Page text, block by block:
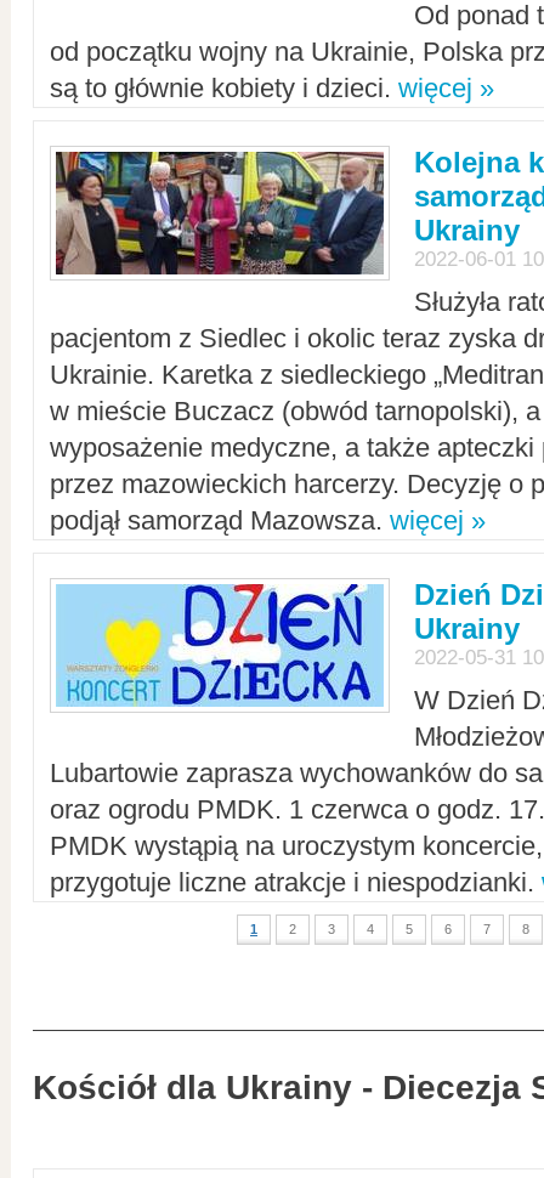
Od ponad
od początku wojny na Ukrainie, Polska
są to głównie kobiety i dzieci. więcej »
Kolejna
Ukrainy
2022-06-01
Służyła
pacjentom z Siedlec i okolic teraz zyska
Ukrainie. Karetka z siedleckiego
w mieście Buczacz (obwód tarnopolski),
wyposażenie medyczne, a także apteczki
przez mazowieckich harcerzy. Decyzję o
podjął samorząd Mazowsza. więcej »
Dzień
Ukrainy
2022-05-31
W Dzień
Lubartowie zaprasza wychowanków do
oraz ogrodu PMDK. 1 czerwca o godz.
PMDK wystąpią na uroczystym
przygotuje liczne atrakcje i niespodzianki.
1 2 3 4 5 6 7 8
Kościół dla Ukrainy - Diecezja